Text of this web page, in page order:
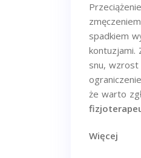
spadkiem
kontuzjami.
snu,
że warto
Więcej